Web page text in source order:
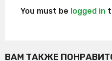
You must be logged in
ВАМ ТАКЖЕ